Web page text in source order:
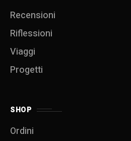
Recensioni
Riflessioni
Viaggi
Progetti
SHOP
Ordini